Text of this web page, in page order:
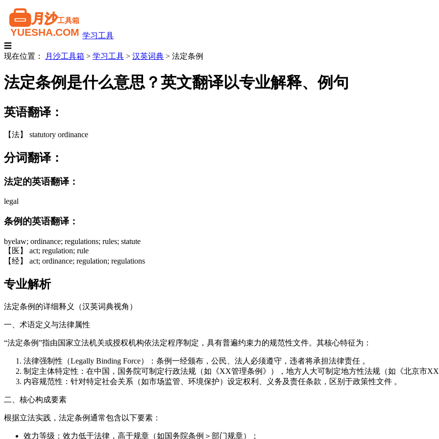
学习工具
☰
现在位置：
月沙工具箱 > 学习工具 > 汉英词典 > 法定条例
法定条例是什么意思？英文翻译以专业解释、例句
英语翻译：
【法】 statutory ordinance
分词翻译：
法定的英语翻译：
legal
条例的英语翻译：
byelaw; ordinance; regulations; rules; statute
【医】 act; regulation; rule
【经】 act; ordinance; regulation; regulations
专业解析
法定条例的详细释义（汉英词典视角）
一、术语定义与法律属性
“法定条例”指由国家立法机关或授权机构依法定程序制定，具有普遍约束力的规范性文件。其核心特征为：
法律强制性（Legally Binding Force）：条例一经颁布，公民、法人必须遵守，违者将承担法律责任 。
制定主体特定性：在中国，国务院可制定行政法规（如《XX管理条例》），地方人大可制定地方性法规（如《北京市XX
内容规范性：针对特定社会关系（如市场监管、环境保护）设定权利、义务及责任条款，区别于政策性文件 。
二、核心构成要素
根据立法实践，法定条例通常包含以下要素：
效力等级：效力低于法律，高于规章（如国务院条例＞部门规章）；